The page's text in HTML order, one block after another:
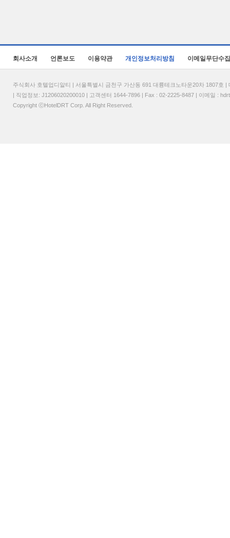
회사소개 언론보도 이용약관 개인정보처리방침 이메일무단수
주식회사 호텔업디알티 | 서울특별시 금천구 가산동 691 대륭테크노타운20차 1807
| 직업정보: J1206020200010 | 고객센터 1644-7896 | Fax : 02-2225-8487 | 이메일 :
Copyright ⓒHotelDRT Corp. All Right Reserved.